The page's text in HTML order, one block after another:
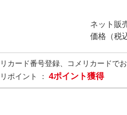
ネット販
価格（税
カード番号登録、コメリカードで
ポイント ： 4ポイント獲得